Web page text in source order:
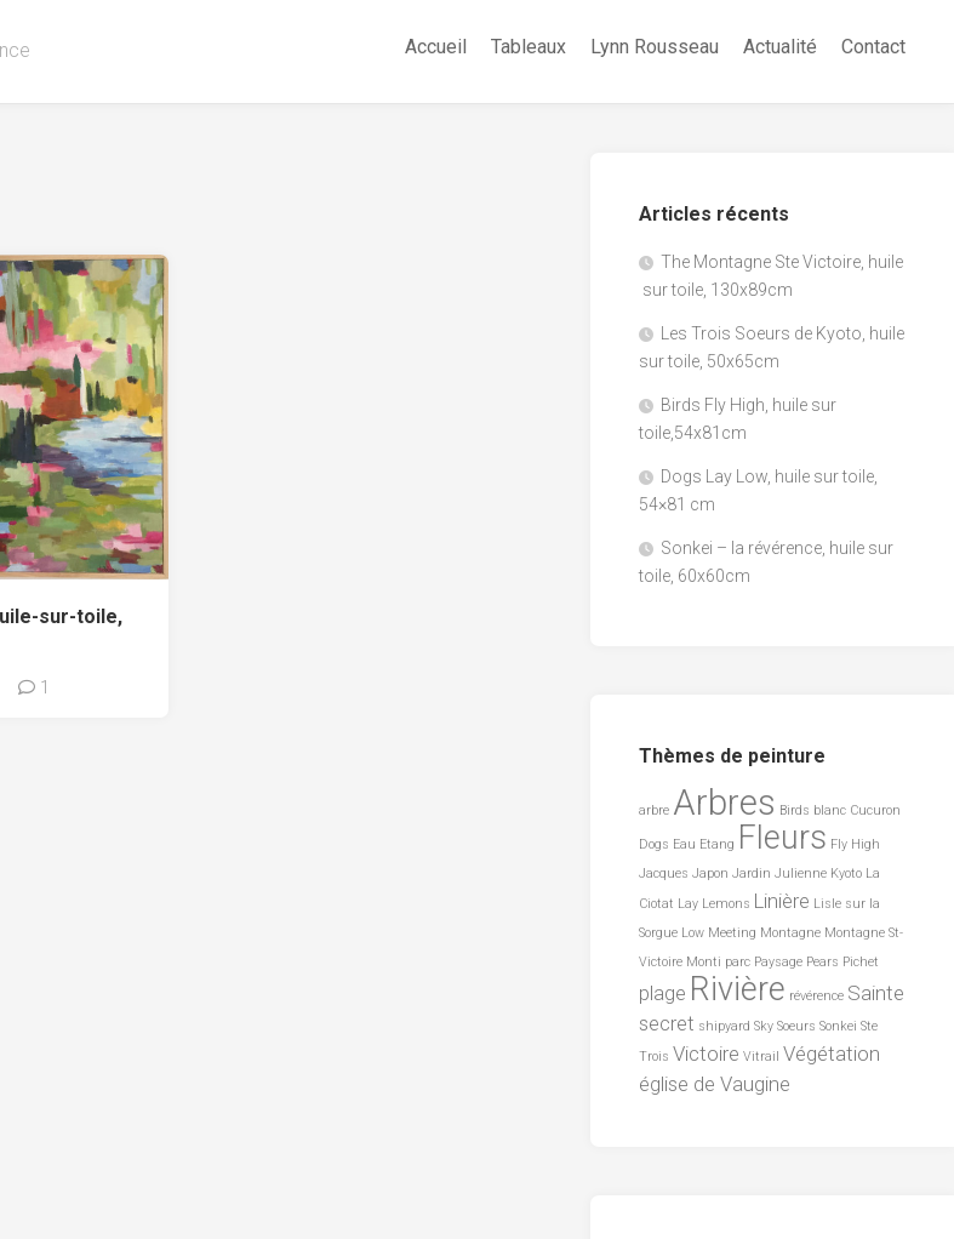
Accueil Tableaux Lynn Rousseau Actualité Contact
sur-toile,
1
Articles récents
The Montagne Ste Victoire, huile
sur toile, 130x89cm
Les Trois Soeurs de Kyoto, huile
sur toile, 50x65cm
Birds Fly High, huile sur
toile,54x81cm
Dogs Lay Low, huile sur toile,
54×81 cm
Sonkei – la révérence, huile sur
toile, 60x60cm
Thèmes de peinture
arbre Arbres Birds blanc Cucuron
Dogs Eau Etang Fleurs Fly High
Jacques Japon Jardin Julienne Kyoto La
Ciotat Lay Lemons Linière Lisle sur la
Sorgue Low Meeting Montagne Montagne St-
Victoire Monti parc Paysage Pears Pichet
plage Rivière révérence Sainte
secret shipyard Sky Soeurs Sonkei Ste
Trois Victoire Vitrail Végétation
église de Vaugine